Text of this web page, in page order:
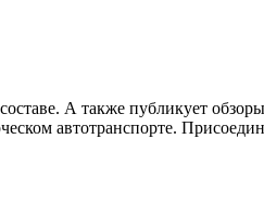
А также публикует
автотранспорте.